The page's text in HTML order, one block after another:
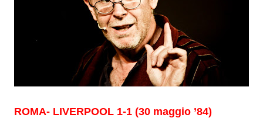
ROMA- LIVERPOOL 1-1 (30 maggio ’84)